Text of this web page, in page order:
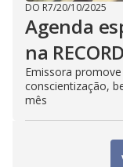
DO R7/20/10/2025
Agenda
na
Emissora
conscientização,
mês